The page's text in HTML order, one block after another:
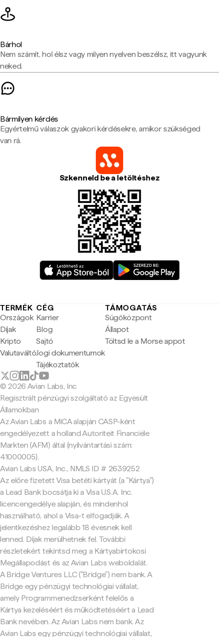
Bárhol
Nem számít, hol élsz vagy milyen nyelven beszélsz, itt vagyunk
neked.
Bármilyen kérdés
Egyértelmű válaszok gyakori kérdésekre, amikor szükséged
van rá.
Szkenneld be a letöltéshez
TERMÉK
Országok
Díjak
Kripto
Valutaváltó
CÉG
Karrier
Blog
Sajtó
Jogi dokumentumok
Tájékoztatók
TÁMOGATÁS
Súgóközpont
Állapot
Töltsd le a Morse appot
© 2026 Avian Labs, Inc
Regisztrált pénzügyi szolgáltató az Egyesült
Államokban
Az Avian Labs a MiCA alapján CASP-ként
engedélyezett a holland Autoriteit Financiële
Markten (AFM) által (nyilvántartási szám:
41000005).
Avian Labs USA, Inc., NMLS ID # 2639252
Az előre fizetett Visa betéti kártyát (a "Kártya")
a Lead Bank bocsátja ki a Visa U.S.A. Inc.
licencengedélye alapján, és mindenhol
használható, ahol a Visa-t elfogadják. A
jelentkezéshez legalább 18 évesnek kell
lenned. Díjak merülhetnek fel. További
részletekért tekintsd meg a Kártyabirtokosi
Megállapodást és az Avian Labs weboldalát.
A Bridge Ventures LLC ("Bridge") nem bank. A
Bridge egy pénzügyi technológiai vállalat,
amely Programmenedzserként felelős a
Kártya kezeléséért és működtetéséért a Lead
Bank nevében. Az Avian Labs nem bank. Az
Avian Labs egy pénzügyi technológiai vállalat,